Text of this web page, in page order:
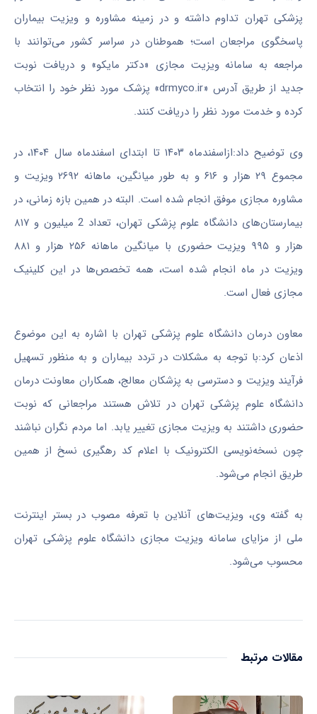
پزشکی تهران تداوم داشته و در زمینه مشاوره و ویزیت بیماران
پاسخگوی مراجعان است؛ هموطنان در سراسر کشور می‌توانند با
مراجعه به سامانه ویزیت مجازی «دکتر مایکو» و دریافت نوبت
جدید از طریق آدرس «drmyco.ir» پزشک مورد نظر خود را انتخاب
کرده و خدمت مورد نظر را دریافت کنند.
وی توضیح داد:ازاسفندماه ۱۴۰۳ تا ابتدای اسفندماه سال ۱۴۰۴، در
مجموع ۲۹ هزار و ۶۱۶ و به طور میانگین، ماهانه ۲۶۹۲ ویزیت و
مشاوره مجازی موفق انجام شده است. البته در همین بازه زمانی، در
بیمارستان‌های دانشگاه علوم پزشکی تهران، تعداد 2 میلیون و ۸۱۷
هزار و ۹۹۵ ویزیت حضوری با میانگین ماهانه ۲۵۶ هزار و ۸۸۱
ویزیت در ماه انجام شده است، همه تخصص‌ها در این کلینیک
مجازی فعال است.
معاون درمان دانشگاه علوم پزشکی تهران با اشاره به این موضوع
اذعان کرد:با توجه به مشکلات در تردد بیماران و به منظور تسهیل
فرآیند ویزیت و دسترسی به پزشکان معالج، همکاران معاونت درمان
دانشگاه علوم پزشکی تهران در تلاش هستند مراجعانی که نوبت
حضوری داشتند به ویزیت مجازی تغییر یابد. اما مردم نگران نباشند
چون نسخه‌نویسی الکترونیک با اعلام کد رهگیری نسخ از همین
طریق انجام می‌شود.
به گفته وی، ویزیت‌های آنلاین با تعرفه مصوب در بستر اینترنت
ملی از مزایای سامانه ویزیت مجازی دانشگاه علوم پزشکی تهران
محسوب می‌شود.
مقالات مرتبط